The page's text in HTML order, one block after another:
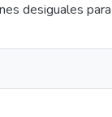
desiguales